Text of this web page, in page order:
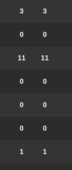
3
3
0
0
11
11
0
0
0
0
0
0
1
1